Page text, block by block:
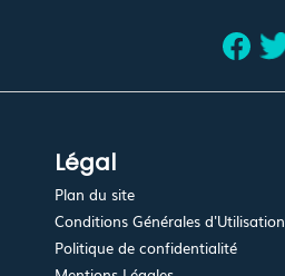
Légal
Plan du site
Conditions Générales d'Utilisation
Politique de confidentialité